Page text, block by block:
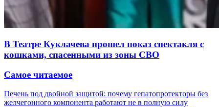
В Театре Куклачева прошел показ спектакля с
кошками, спасенными из зоны СВО
Самое читаемое
Печень под двойной защитой: почему гепатопротекторы без
желчегонного компонента работают не в полную силу